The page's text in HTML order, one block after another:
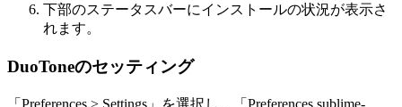
下部のステータスバーにインストールの状況が表示さ
れます。
DuoToneのセッティング
「Preferences > Settings」を選択し、「Preferences.sublime-